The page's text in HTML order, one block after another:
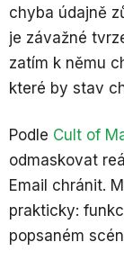
chyba údajně
je závažné
zatím k němu
které by stav
Podle Cult of
odmaskovat
Email chránit.
prakticky:
popsaném